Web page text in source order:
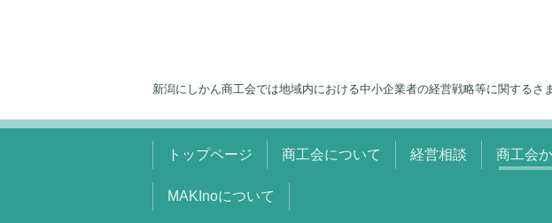
新潟にしかん商工会では地域内における中小企業者の経営戦略等に関するさ
トップページ 商工会について 経営相談 商工会
MAKInoについて